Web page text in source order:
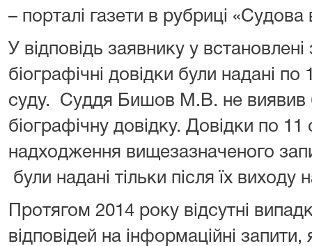
– порталі газети в рубриці «Судова
У відповідь заявнику у
біографічні довідки були надані
суду. Суддя Бишов М.В. не виявив
біографічну довідку. Довідки по
надходження вищезазначеного
були надані тільки після їх виходу
Протягом 2014 року відсутні
відповідей на інформаційні